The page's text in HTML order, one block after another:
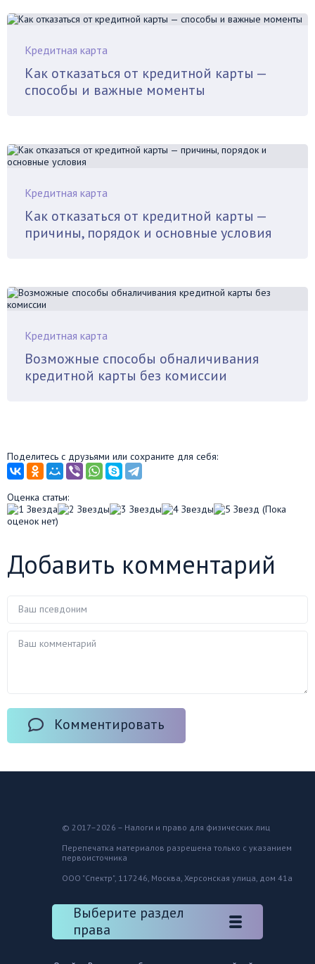
Кредитная карта
Как отказаться от кредитной карты —
способы и важные моменты
Кредитная карта
Как отказаться от кредитной карты —
причины, порядок и основные условия
Кредитная карта
Возможные способы обналичивания
кредитной карты без комиссии
Поделитесь с друзьями или сохраните для себя:
Оценка статьи:
(Пока
оценок нет)
Добавить комментарий
Комментировать
© 2017–2026 – Налоги и право для физических лиц
Перепечатка материалов разрешена только с указанием
первоисточника
ООО "Спектр", 117246, Москва, Херсонская улица, дом 41а
Выберите раздел
права